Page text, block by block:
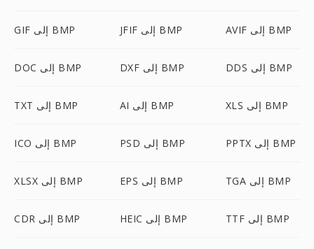
GIF إلى BMP JFIF إلى BMP AVIF إلى BMP
DOC إلى BMP DXF إلى BMP DDS إلى BMP
TXT إلى BMP AI إلى BMP XLS إلى BMP
ICO إلى BMP PSD إلى BMP PPTX إلى BMP
XLSX إلى BMP EPS إلى BMP TGA إلى BMP
CDR إلى BMP HEIC إلى BMP TTF إلى BMP